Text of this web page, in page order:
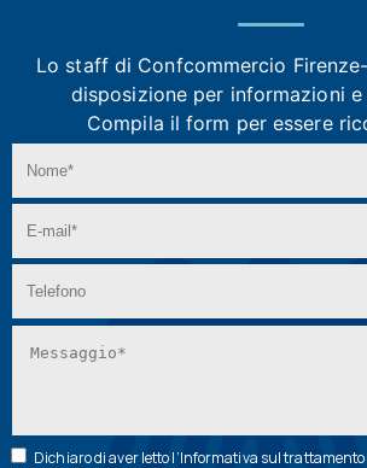
Lo staff di Confcommercio
disposizione per informazioni e
Compila il form per essere
Dichiaro di aver letto l’Informativa sul trattamento